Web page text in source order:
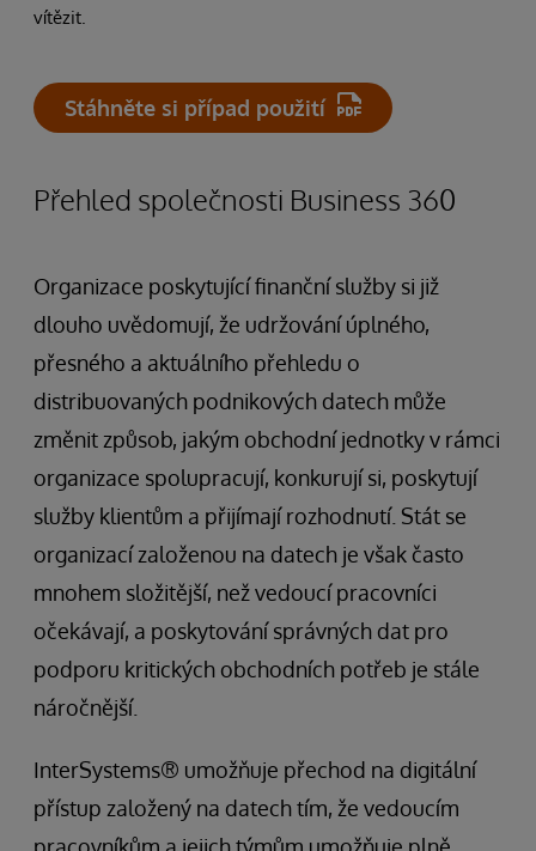
vítězit.
Stáhněte si případ použití
Přehled společnosti Business 360
Organizace poskytující finanční služby si již
dlouho uvědomují, že udržování úplného,
přesného a aktuálního přehledu o
distribuovaných podnikových datech může
změnit způsob, jakým obchodní jednotky v rámci
organizace spolupracují, konkurují si, poskytují
služby klientům a přijímají rozhodnutí. Stát se
organizací založenou na datech je však často
mnohem složitější, než vedoucí pracovníci
očekávají, a poskytování správných dat pro
podporu kritických obchodních potřeb je stále
náročnější.
InterSystems® umožňuje přechod na digitální
přístup založený na datech tím, že vedoucím